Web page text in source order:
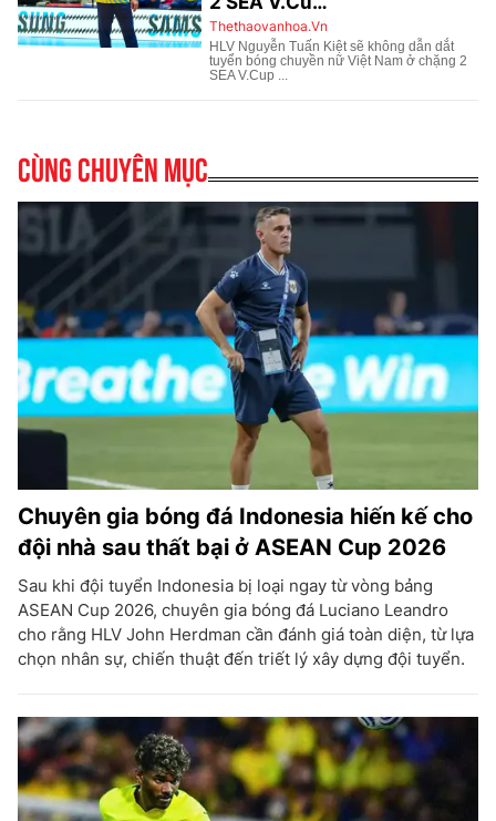
Cùng chuyên mục
Chuyên gia bóng đá Indonesia hiến kế cho
đội nhà sau thất bại ở ASEAN Cup 2026
Sau khi đội tuyển Indonesia bị loại ngay từ vòng bảng
ASEAN Cup 2026, chuyên gia bóng đá Luciano Leandro
cho rằng HLV John Herdman cần đánh giá toàn diện, từ lựa
chọn nhân sự, chiến thuật đến triết lý xây dựng đội tuyển.